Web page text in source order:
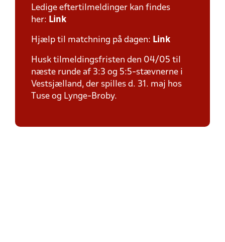
Ledige eftertilmeldinger kan findes
her: Link
Hjælp til matchning på dagen: Link
Husk tilmeldingsfristen den 04/05 til
næste runde af 3:3 og 5:5-stævnerne i
Vestsjælland, der spilles d. 31. maj hos
Tuse og Lynge-Broby.